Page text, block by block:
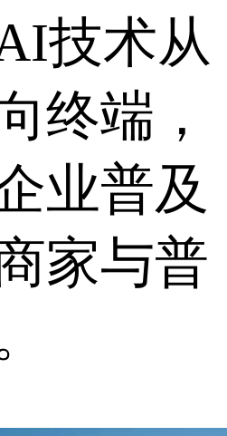
技术从
终端，
业普及
家与普